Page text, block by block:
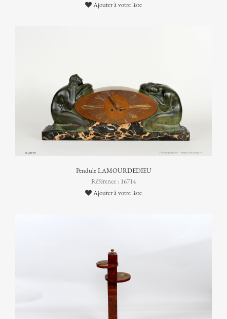
Ajouter à votre liste
Pendule LAMOURDEDIEU
Référence : 16714
Ajouter à votre liste